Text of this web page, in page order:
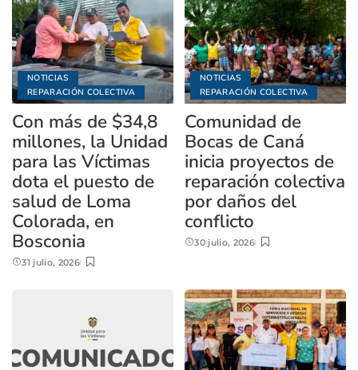
NOTICIAS
REPARACIÓN COLECTIVA
Con más de $34,8
millones, la Unidad
para las Víctimas
dota el puesto de
salud de Loma
Colorada, en
Bosconia
31 julio, 2026
NOTICIAS
REPARACIÓN COLECTIVA
Comunidad de
Bocas de Caná
inicia proyectos de
reparación colectiva
por daños del
conflicto
30 julio, 2026